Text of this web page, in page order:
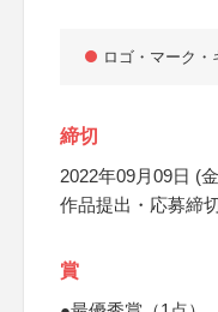
ロゴ・マーク・
締切
2022年09月09日 (
作品提出・応募締
賞